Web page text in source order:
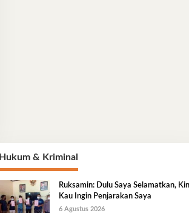
Hukum & Kriminal
Ruksamin: Dulu Saya Selamatkan,
Kau Ingin Penjarakan Saya
6 Agustus 2026